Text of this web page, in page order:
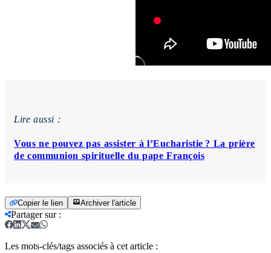
Lire aussi :
Vous ne pouvez pas assister à l’Eucharistie ? La prière
de communion spirituelle du pape François
Copier le lien Archiver l'article
Partager sur:
Les mots-clés/tags associés à cet article :